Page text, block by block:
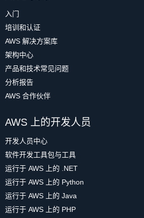
入门
培训和认证
AWS 解决方案库
架构中心
产品和技术常见问题
分析报告
AWS 合作伙伴
AWS 上的开发人员
开发人员中心
软件开发工具包与工具
运行于 AWS 上的 .NET
运行于 AWS 上的 Python
运行于 AWS 上的 Java
运行于 AWS 上的 PHP